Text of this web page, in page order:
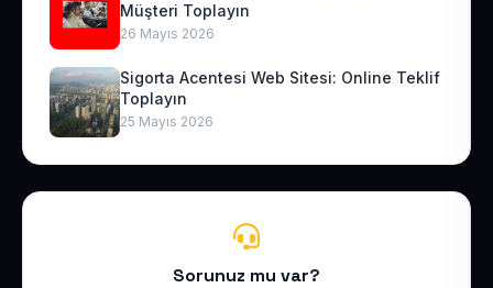
Müşteri Toplayın
26 Mayıs 2026
Sigorta Acentesi Web Sitesi: Online Teklif
Toplayın
25 Mayıs 2026
Sorunuz mu var?